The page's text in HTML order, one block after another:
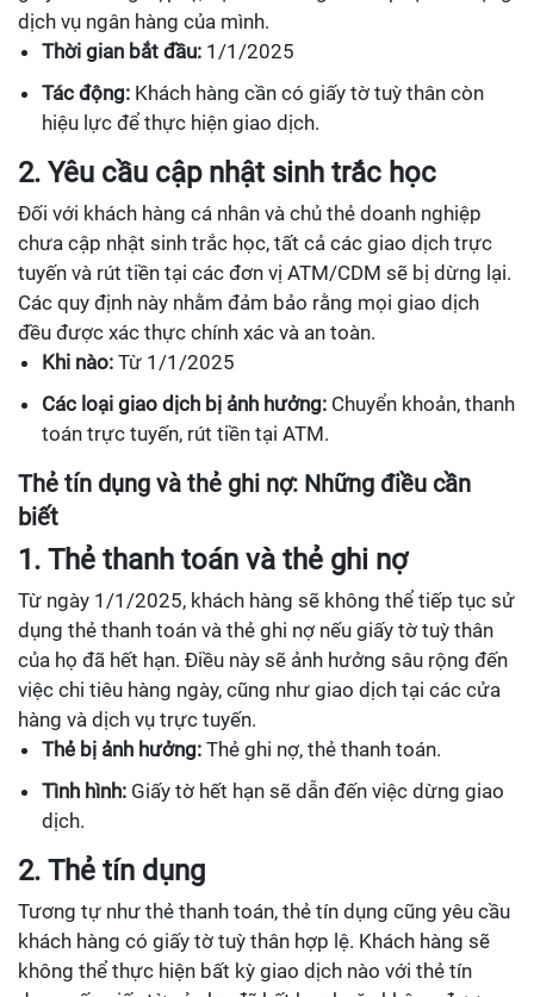
dịch vụ ngân hàng của mình.
Thời gian bắt đầu: 1/1/2025
Tác động: Khách hàng cần có giấy tờ tuỳ thân còn
hiệu lực để thực hiện giao dịch.
2. Yêu cầu cập nhật sinh trắc học
Đối với khách hàng cá nhân và chủ thẻ doanh nghiệp
chưa cập nhật sinh trắc học, tất cả các giao dịch trực
tuyến và rút tiền tại các đơn vị ATM/CDM sẽ bị dừng lại.
Các quy định này nhằm đảm bảo rằng mọi giao dịch
đều được xác thực chính xác và an toàn.
Khi nào: Từ 1/1/2025
Các loại giao dịch bị ảnh hưởng: Chuyển khoản, thanh
toán trực tuyến, rút tiền tại ATM.
Thẻ tín dụng và thẻ ghi nợ: Những điều cần
biết
1. Thẻ thanh toán và thẻ ghi nợ
Từ ngày 1/1/2025, khách hàng sẽ không thể tiếp tục sử
dụng thẻ thanh toán và thẻ ghi nợ nếu giấy tờ tuỳ thân
của họ đã hết hạn. Điều này sẽ ảnh hưởng sâu rộng đến
việc chi tiêu hàng ngày, cũng như giao dịch tại các cửa
hàng và dịch vụ trực tuyến.
Thẻ bị ảnh hưởng: Thẻ ghi nợ, thẻ thanh toán.
Tình hình: Giấy tờ hết hạn sẽ dẫn đến việc dừng giao
dịch.
2. Thẻ tín dụng
Tương tự như thẻ thanh toán, thẻ tín dụng cũng yêu cầu
khách hàng có giấy tờ tuỳ thân hợp lệ. Khách hàng sẽ
không thể thực hiện bất kỳ giao dịch nào với thẻ tín